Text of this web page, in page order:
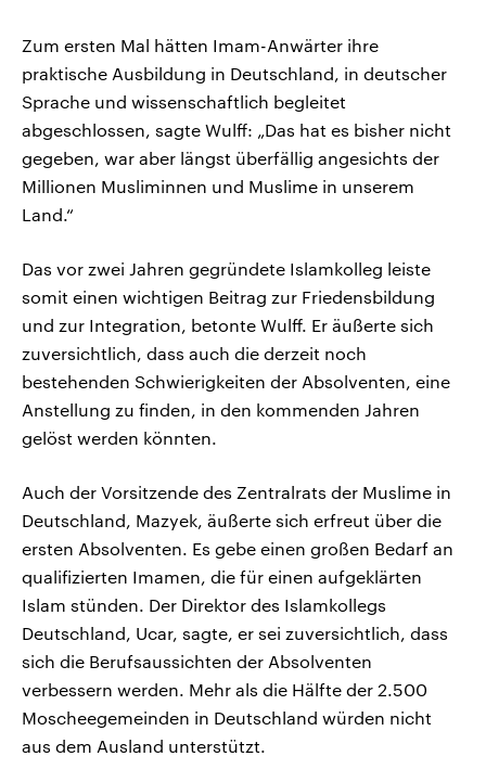
Zum ersten Mal hätten Imam-Anwärter ihre
praktische Ausbildung in Deutschland, in deutscher
Sprache und wissenschaftlich begleitet
abgeschlossen, sagte Wulff: „Das hat es bisher nicht
gegeben, war aber längst überfällig angesichts der
Millionen Musliminnen und Muslime in unserem
Land.“
Das vor zwei Jahren gegründete Islamkolleg leiste
somit einen wichtigen Beitrag zur Friedensbildung
und zur Integration, betonte Wulff. Er äußerte sich
zuversichtlich, dass auch die derzeit noch
bestehenden Schwierigkeiten der Absolventen, eine
Anstellung zu finden, in den kommenden Jahren
gelöst werden könnten.
Auch der Vorsitzende des Zentralrats der Muslime in
Deutschland, Mazyek, äußerte sich erfreut über die
ersten Absolventen. Es gebe einen großen Bedarf an
qualifizierten Imamen, die für einen aufgeklärten
Islam stünden. Der Direktor des Islamkollegs
Deutschland, Ucar, sagte, er sei zuversichtlich, dass
sich die Berufsaussichten der Absolventen
verbessern werden. Mehr als die Hälfte der 2.500
Moscheegemeinden in Deutschland würden nicht
aus dem Ausland unterstützt.